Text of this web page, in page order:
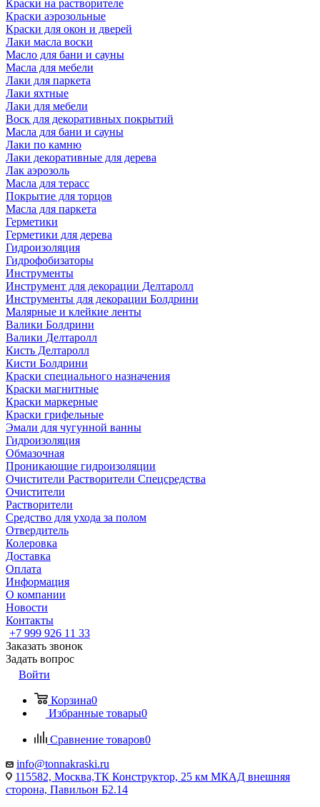
Краски на растворителе
Краски аэрозольные
Краски для окон и дверей
Лаки масла воски
Масло для бани и сауны
Масла для мебели
Лаки для паркета
Лаки яхтные
Лаки для мебели
Воск для декоративных покрытий
Масла для бани и сауны
Лаки по камню
Лаки декоративные для дерева
Лак аэрозоль
Масла для терасс
Покрытие для торцов
Масла для паркета
Герметики
Герметики для дерева
Гидроизоляция
Гидрофобизаторы
Инструменты
Инструмент для декорации Делтаролл
Инструменты для декорации Болдрини
Малярные и клейкие ленты
Валики Болдрини
Валики Делтаролл
Кисть Делтаролл
Кисти Болдрини
Краски специального назначения
Краски магнитные
Краски маркерные
Краски грифельные
Эмали для чугунной ванны
Гидроизоляция
Обмазочная
Проникающие гидроизоляции
Очистители Растворители Спецсредства
Очистители
Растворители
Средство для ухода за полом
Отвердитель
Колеровка
Доставка
Оплата
Информация
О компании
Новости
Контакты
+7 999 926 11 33
Заказать звонок
Задать вопрос
Войти
Корзина0
Избранные товары0
Сравнение товаров0
info@tonnakraski.ru
115582, Москва,ТК Конструктор, 25 км МКАД внешняя
сторона, Павильон Б2.14